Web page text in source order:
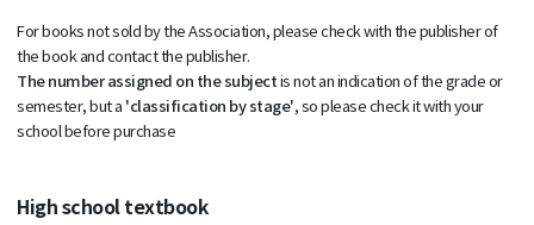
For books not sold by the Association, please check with the publisher of
the book and contact the publisher.
The number assigned on the subject is not an indication of the grade or
semester, but a 'classification by stage', so please check it with your
school before purchase
High school textbook